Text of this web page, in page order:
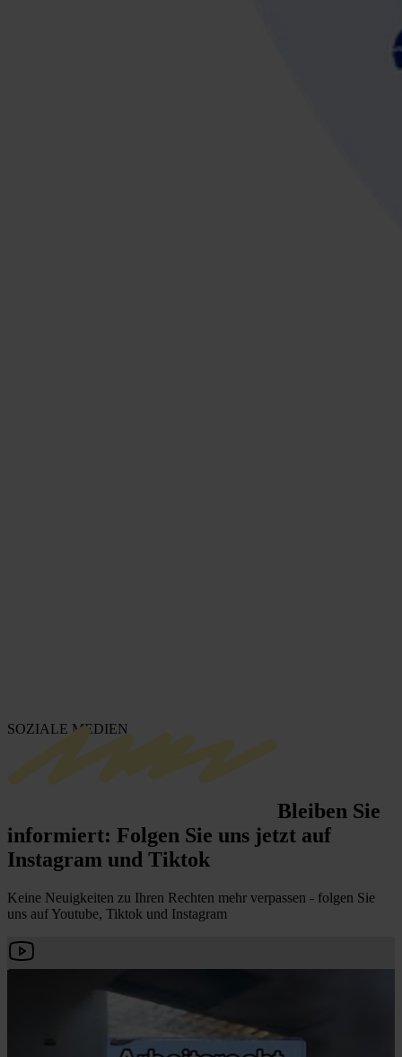
SOZIALE MEDIEN
Bleiben Sie
informiert: Folgen Sie uns jetzt auf
Instagram und Tiktok
Keine Neuigkeiten zu Ihren Rechten mehr verpassen - folgen Sie
uns auf Youtube, Tiktok und Instagram